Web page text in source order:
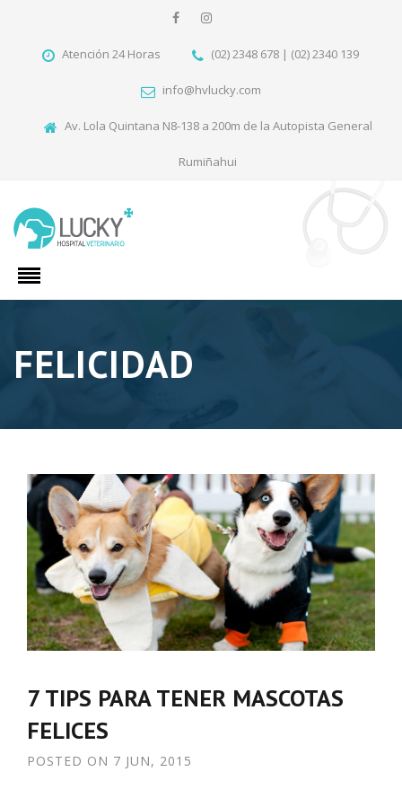
Atención 24 Horas (02) 2348 678 | (02) 2340 139
info@hvlucky.com
Av. Lola Quintana N8-138 a 200m de la Autopista General
Rumiñahui
FELICIDAD
7 TIPS PARA TENER MASCOTAS
FELICES
POSTED ON 7 JUN, 2015